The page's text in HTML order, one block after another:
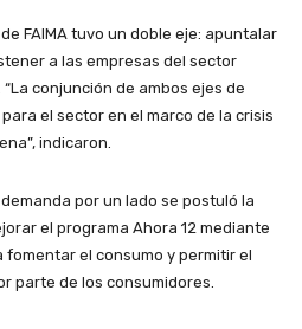
FAIMA tuvo un doble eje: apuntalar
a las empresas del sector
conjunción de ambos ejes de
el sector en el marco de la crisis
indicaron.
por un lado se postuló la
el programa Ahora 12 mediante
el consumo y permitir el
parte de los consumidores.